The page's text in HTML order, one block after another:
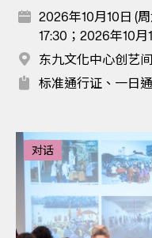
2026年10月10日 (
17:30；2026年10月
东九文化中心创艺
标准通行证、一日
对话